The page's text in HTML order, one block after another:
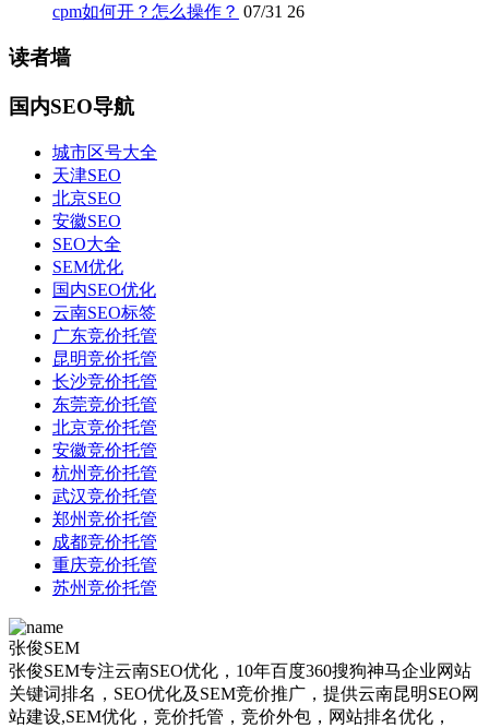
cpm如何开？怎么操作？ 07/31 26
读者墙
国内SEO导航
城市区号大全
天津SEO
北京SEO
安徽SEO
SEO大全
SEM优化
国内SEO优化
云南SEO标签
广东竞价托管
昆明竞价托管
长沙竞价托管
东莞竞价托管
北京竞价托管
安徽竞价托管
杭州竞价托管
武汉竞价托管
郑州竞价托管
成都竞价托管
重庆竞价托管
苏州竞价托管
张俊SEM
张俊SEM专注云南SEO优化，10年百度360搜狗神马企业网站
关键词排名，SEO优化及SEM竞价推广，提供云南昆明SEO网
站建设,SEM优化，竞价托管，竞价外包，网站排名优化，